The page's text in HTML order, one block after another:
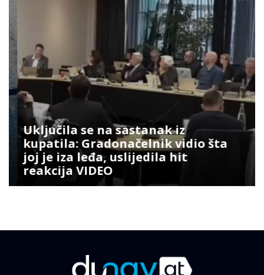
Uključila se na sastanak iz
kupatila: Gradonačelnik vidio šta
joj je iza leđa, uslijedila hit
reakcija VIDEO